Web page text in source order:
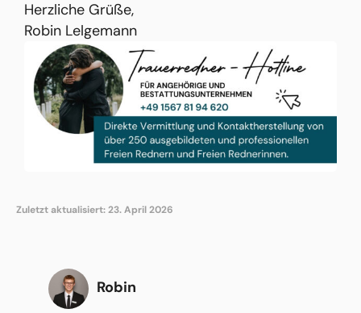
Herzliche Grüße,
Robin Lelgemann
Zuletzt aktualisiert: 23. April 2026
Robin